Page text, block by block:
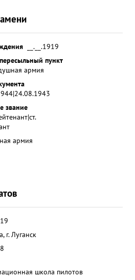
__.__.1919
пункт
армия
звание
армия
г. Луганск
школа пилотов